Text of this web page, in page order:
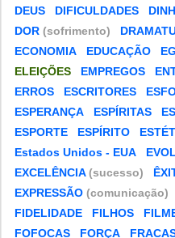
DEUS
DIFICULDADES
DOR (sofrimento)
ECONOMIA
EDUCAÇÃO
ELEIÇÕES
EMPREGOS
ERROS
ESCRITORES
ESPERANÇA
ESPÍRITAS
ESPORTE
ESPÍRITO
Estados Unidos - EUA
EXCELÊNCIA(sucesso)
EXPRESSÃO (comunicação)
FIDELIDADE
FILHOS
FOFOCAS
FORÇA